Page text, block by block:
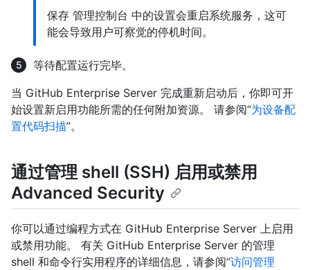
保存 管理控制台 中的设置会重启系统服务，这可
能会导致用户可察觉的停机时间。
等待配置运行完毕。
当 GitHub Enterprise Server 完成重新启动后，你即可开
始设置新启用功能所需的任何附加资源。 请参阅“为设备配
置代码扫描”。
通过管理 shell (SSH) 启用或禁用
Advanced Security
你可以通过编程方式在 GitHub Enterprise Server 上启用
或禁用功能。 有关 GitHub Enterprise Server 的管理
shell 和命令行实用程序的详细信息，请参阅“访问管理